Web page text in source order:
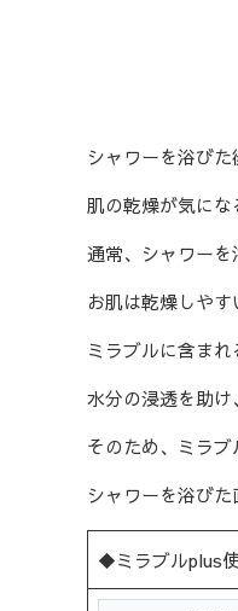
シャワーを浴び
肌の乾燥が気にな
通常、シャワーを
お肌は乾燥しやす
ミラブルに含まれ
水分の浸透を助け
そのため、ミラ
シャワーを浴び
◆ミラブルplus